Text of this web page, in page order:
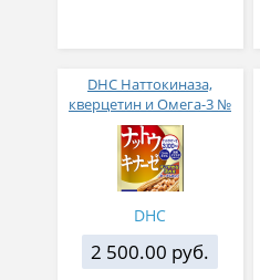
DHC Наттокиназа,
кверцетин и Омега-3 №
30
DHC
2 500.00 руб.